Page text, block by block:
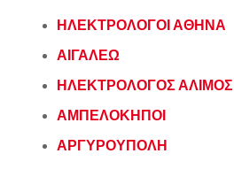
ΗΛΕΚΤΡΟΛΟΓΟΙ ΑΘΗΝΑ
ΑΙΓΑΛΕΩ
ΗΛΕΚΤΡΟΛΟΓΟΣ ΑΛΙΜΟΣ
ΑΜΠΕΛΟΚΗΠΟΙ
ΑΡΓΥΡΟΥΠΟΛΗ